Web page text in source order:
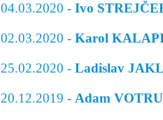
04.03.2020 - Ivo
02.03.2020 - Karol
25.02.2020 - Ladislav
20.12.2019 - Adam